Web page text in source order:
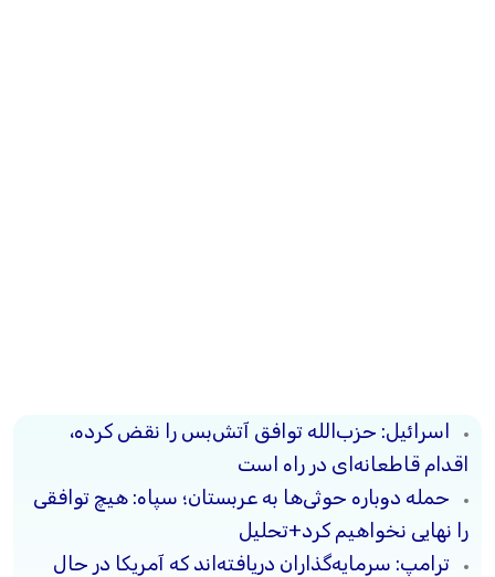
اسرائیل: حزب‌الله توافق آتش‌بس را نقض کرده،
اقدام قاطعانه‌ای در راه است
حمله دوباره حوثی‌ها به عربستان؛ سپاه: هیچ توافقی
را نهایی نخواهیم کرد+تحلیل
ترامپ: سرمایه‌گذاران دریافته‌اند که آمریکا در حال